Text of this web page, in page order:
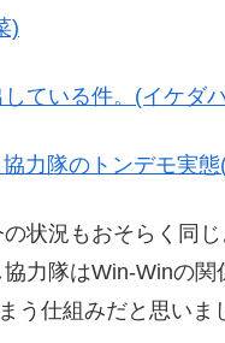
)
ている件。(イケダ
力隊のトンデモ実
状況もおそらく同
力隊はWin-Winの
う仕組みだと思いま